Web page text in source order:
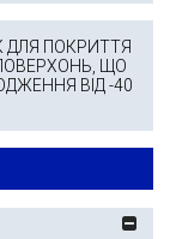
ПОКРИТТЯ
ЩО
ВІД -40